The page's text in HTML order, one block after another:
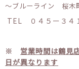
〜ブルーライン 桜木
TEL ０４５ー３４
※ 営業時間は鶴見
日が異なります